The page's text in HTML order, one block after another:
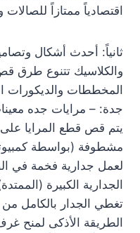
اقتصادياً ممتازاً
ثانياً: أحدث أشكال
والكلاسيك تتنوع طرق قص
المخططات والديكورات
جدة: – مرايات جده
يتم قص قطع المرايا
مشطوفة (بواسطة
لعمل جدارية فخمة في
الجدارية الكبيرة
تغطي الجدار بالكامل
الطريقة الأذكى لمنح